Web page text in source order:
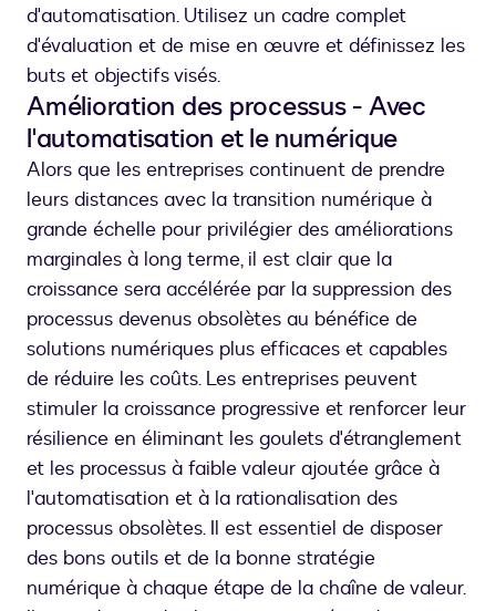
d'automatisation. Utilisez un cadre complet
d'évaluation et de mise en œuvre et définissez les
buts et objectifs visés.
Amélioration des processus - Avec
l'automatisation et le numérique
Alors que les entreprises continuent de prendre
leurs distances avec la transition numérique à
grande échelle pour privilégier des améliorations
marginales à long terme, il est clair que la
croissance sera accélérée par la suppression des
processus devenus obsolètes au bénéfice de
solutions numériques plus efficaces et capables
de réduire les coûts. Les entreprises peuvent
stimuler la croissance progressive et renforcer leur
résilience en éliminant les goulets d'étranglement
et les processus à faible valeur ajoutée grâce à
l'automatisation et à la rationalisation des
processus obsolètes. Il est essentiel de disposer
des bons outils et de la bonne stratégie
numérique à chaque étape de la chaîne de valeur.